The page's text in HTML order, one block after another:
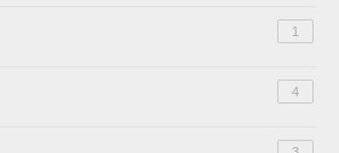
1
4